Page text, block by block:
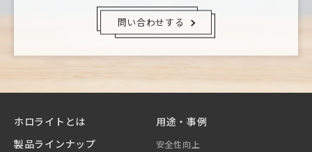
問い合わせする
ホロライトとは
製品ラインナップ
用途・事例
安全性向上